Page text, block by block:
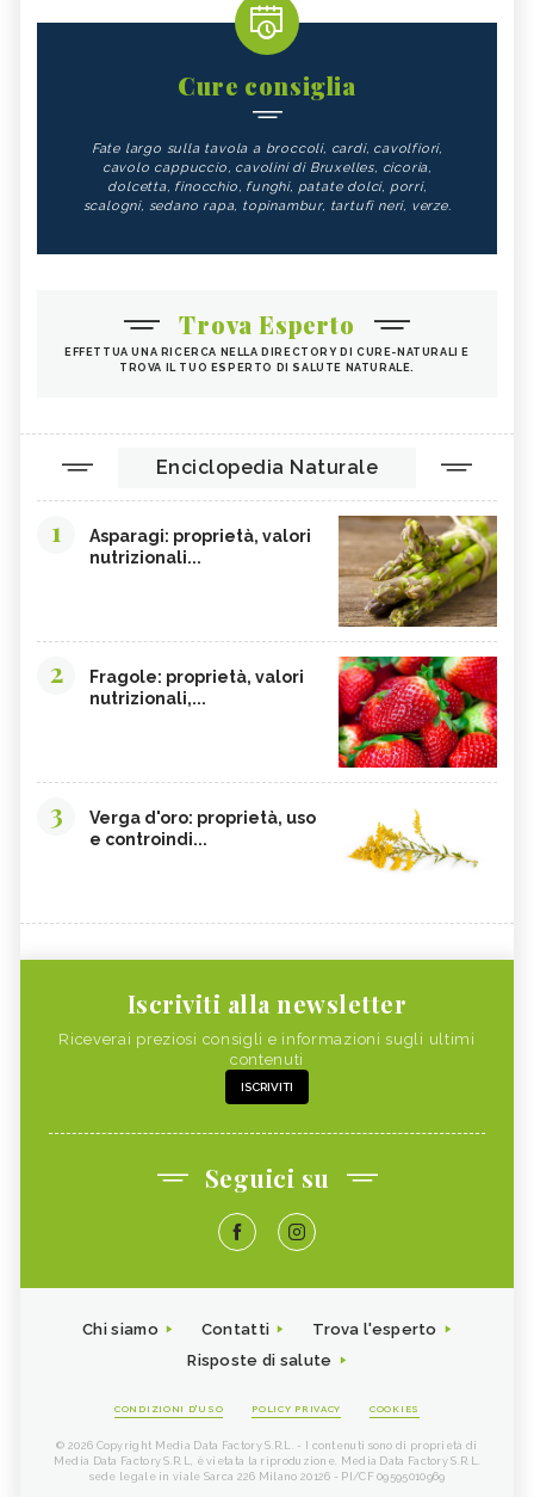
Cure consiglia
Fate largo sulla tavola a broccoli, cardi, cavolfiori,
cavolo cappuccio, cavolini di Bruxelles, cicoria,
dolcetta, finocchio, funghi, patate dolci, porri,
scalogni, sedano rapa, topinambur, tartufi neri, verze.
Trova Esperto
EFFETTUA UNA RICERCA NELLA DIRECTORY DI CURE-NATURALI E
TROVA IL TUO ESPERTO DI SALUTE NATURALE.
Enciclopedia Naturale
1
Asparagi: proprietà, valori
nutrizionali...
2
Fragole: proprietà, valori
nutrizionali,...
3
Verga d'oro: proprietà, uso
e controindi...
Iscriviti alla newsletter
Riceverai preziosi consigli e informazioni sugli ultimi
contenuti
ISCRIVITI
Seguici su
Chi siamo Contatti
Trova l'esperto
Risposte di salute
CONDIZIONI D'USO POLICY PRIVACY COOKIES
© 2026 Copyright Media Data Factory S.R.L. - I contenuti sono di proprietà di
Media Data Factory S.R.L, è vietata la riproduzione. Media Data Factory S.R.L.
sede legale in viale Sarca 226 Milano 20126 - PI/CF 09595010969